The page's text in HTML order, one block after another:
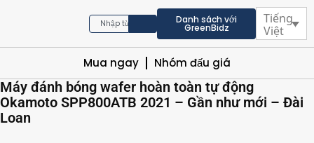
Danh sách với
GreenBidz
Tiếng
Việt
Mua ngay Nhóm đấu giá
Máy đánh bóng wafer hoàn toàn tự động
Okamoto SPP800ATB 2021 – Gần như mới – Đài
Loan